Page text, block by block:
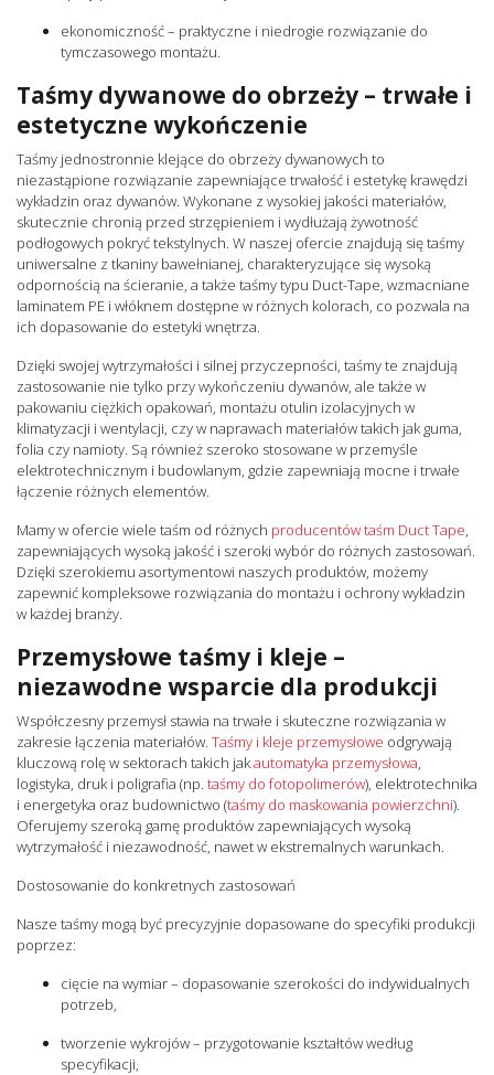
ekonomiczność – praktyczne i niedrogie rozwiązanie do
tymczasowego montażu.
Taśmy dywanowe do obrzeży – trwałe i
estetyczne wykończenie
Taśmy jednostronnie klejące do obrzeży dywanowych to
niezastąpione rozwiązanie zapewniające trwałość i estetykę krawędzi
wykładzin oraz dywanów. Wykonane z wysokiej jakości materiałów,
skutecznie chronią przed strzępieniem i wydłużają żywotność
podłogowych pokryć tekstylnych. W naszej ofercie znajdują się taśmy
uniwersalne z tkaniny bawełnianej, charakteryzujące się wysoką
odpornością na ścieranie, a także taśmy typu Duct-Tape, wzmacniane
laminatem PE i włóknem dostępne w różnych kolorach, co pozwala na
ich dopasowanie do estetyki wnętrza.
Dzięki swojej wytrzymałości i silnej przyczepności, taśmy te znajdują
zastosowanie nie tylko przy wykończeniu dywanów, ale także w
pakowaniu ciężkich opakowań, montażu otulin izolacyjnych w
klimatyzacji i wentylacji, czy w naprawach materiałów takich jak guma,
folia czy namioty. Są również szeroko stosowane w przemyśle
elektrotechnicznym i budowlanym, gdzie zapewniają mocne i trwałe
łączenie różnych elementów.
Mamy w ofercie wiele taśm od różnych producentów taśm Duct Tape,
zapewniających wysoką jakość i szeroki wybór do różnych zastosowań.
Dzięki szerokiemu asortymentowi naszych produktów, możemy
zapewnić kompleksowe rozwiązania do montażu i ochrony wykładzin
w każdej branży.
Przemysłowe taśmy i kleje –
niezawodne wsparcie dla produkcji
Współczesny przemysł stawia na trwałe i skuteczne rozwiązania w
zakresie łączenia materiałów. Taśmy i kleje przemysłowe odgrywają
kluczową rolę w sektorach takich jakautomatyka przemysłowa,
logistyka, druk i poligrafia (np. taśmy do fotopolimerów), elektrotechnika
i energetyka oraz budownictwo (taśmy do maskowania powierzchni).
Oferujemy szeroką gamę produktów zapewniających wysoką
wytrzymałość i niezawodność, nawet w ekstremalnych warunkach.
Dostosowanie do konkretnych zastosowań
Nasze taśmy mogą być precyzyjnie dopasowane do specyfiki produkcji
poprzez:
cięcie na wymiar – dopasowanie szerokości do indywidualnych
potrzeb,
tworzenie wykrojów – przygotowanie kształtów według
specyfikacji,